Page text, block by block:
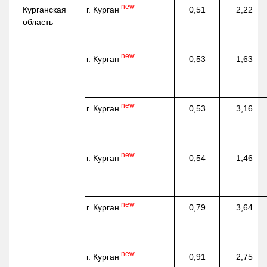
Курганская
область
г. Курган new 0,51 2,22
г. Курган new 0,53 1,63
г. Курган new 0,53 3,16
г. Курган new 0,54 1,46
г. Курган new 0,79 3,64
г. Курган new 0,91 2,75